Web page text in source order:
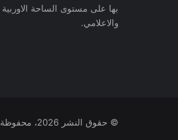
بها على مستوى الساحة
والاعلامي.
© حقوق النشر 2026، محفوظة لرابطة الصحفيين الصحراويين بأوروبا |